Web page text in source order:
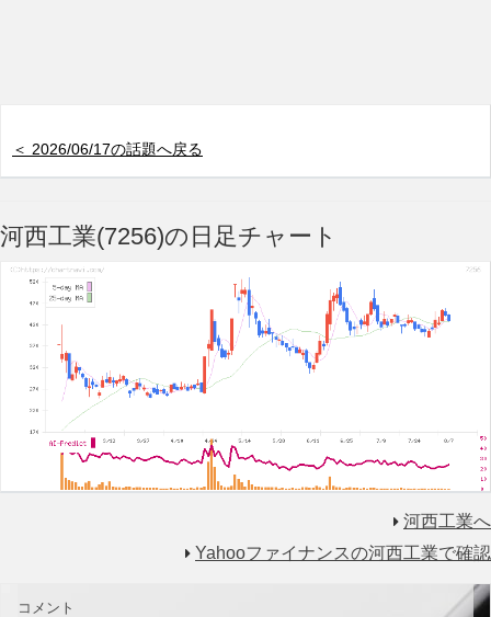
＜ 2026/06/17の話題へ戻る
河西工業(7256)の日足チャート
河西工業へ
Yahooファイナンスの河西工業で確認
コメント